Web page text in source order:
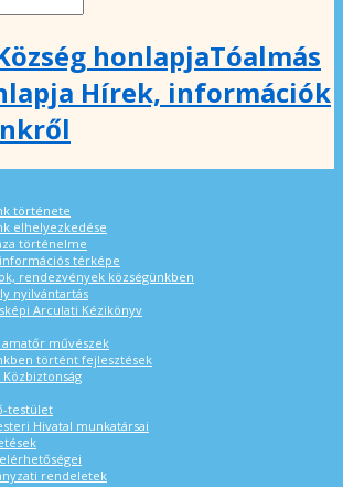
Tóalmás
Hírek, információk
története
elhelyezkedése
történelme
térképe
rendezvények községünkben
nyilvántartás
Arculati Kézikönyv
amatőr művészek
történt fejlesztések
testület
Hivatal munkatársai
rendeletek